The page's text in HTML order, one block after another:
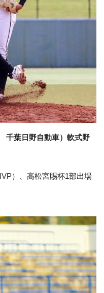
千葉日野自動車）軟式野
）、高松宮賜杯1部出場